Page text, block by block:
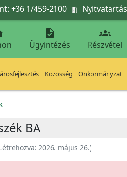
+36 1/459-2100  Nyitvatartás

Ügyintézés

Részvétel
Közösség Önkormányzat
BA
2026. május 26.)